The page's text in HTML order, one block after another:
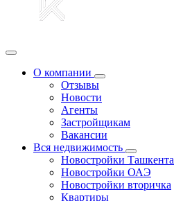
О компании
Отзывы
Новости
Агенты
Застройщикам
Вакансии
Вся недвижимость
Новостройки Ташкента
Новостройки ОАЭ
Новостройки вторичка
Квартиры